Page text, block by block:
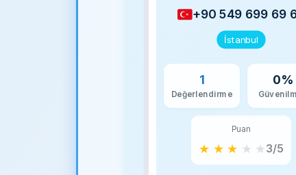
+90 549 699 69
İstanbul
1
Değerlendirme
0%
Puan
★ ★ ★ ★ ★3/5